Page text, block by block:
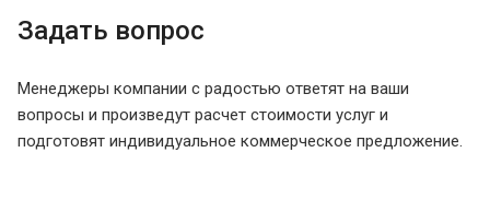
Задать вопрос
Менеджеры компании с радостью ответят на ваши
вопросы и произведут расчет стоимости услуг и
подготовят индивидуальное коммерческое предложение.